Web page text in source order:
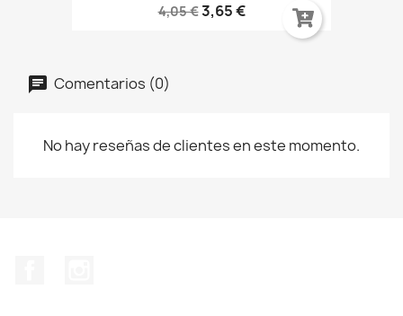
4,05 €3,65 €
Comentarios (0)
No hay reseñas de clientes en este momento.